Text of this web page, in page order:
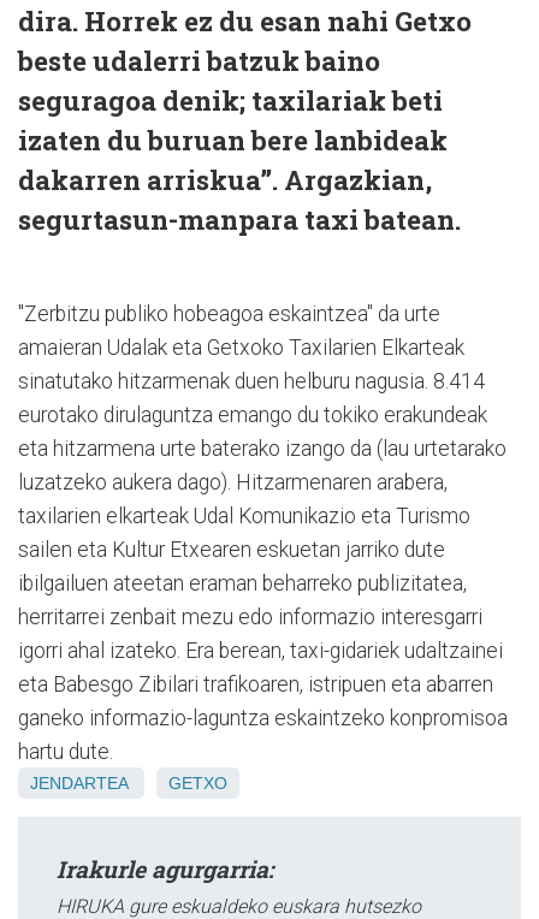
dira. Horrek ez du esan nahi Getxo
beste udalerri batzuk baino
seguragoa denik; taxilariak beti
izaten du buruan bere lanbideak
dakarren arriskua”. Argazkian,
segurtasun-manpara taxi batean.
"Zerbitzu publiko hobeagoa eskaintzea" da urte
amaieran Udalak eta Getxoko Taxilarien Elkarteak
sinatutako hitzarmenak duen helburu nagusia. 8.414
eurotako dirulaguntza emango du tokiko erakundeak
eta hitzarmena urte baterako izango da (lau urtetarako
luzatzeko aukera dago). Hitzarmenaren arabera,
taxilarien elkarteak Udal Komunikazio eta Turismo
sailen eta Kultur Etxearen eskuetan jarriko dute
ibilgailuen ateetan eraman beharreko publizitatea,
herritarrei zenbait mezu edo informazio interesgarri
igorri ahal izateko. Era berean, taxi-gidariek udaltzainei
eta Babesgo Zibilari trafikoaren, istripuen eta abarren
ganeko informazio-laguntza eskaintzeko konpromisoa
hartu dute.
JENDARTEA GETXO
Irakurle agurgarria:
HIRUKA gure eskualdeko euskara hutsezko